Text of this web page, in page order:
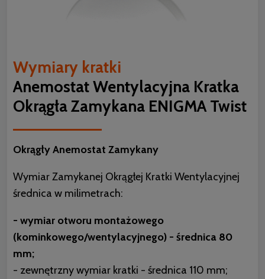
Wymiary kratki
Anemostat Wentylacyjna Kratka
Okrągła Zamykana ENIGMA Twist
Okrągły Anemostat Zamykany
Wymiar Zamykanej Okrągłej Kratki Wentylacyjnej
średnica w milimetrach:
- wymiar otworu montażowego
(kominkowego/wentylacyjnego) - średnica 80
mm;
- zewnętrzny wymiar kratki - średnica 110 mm;